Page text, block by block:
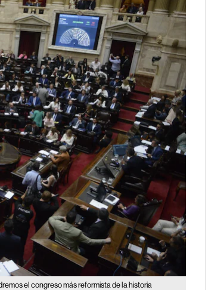
el congreso más reformista de la historia